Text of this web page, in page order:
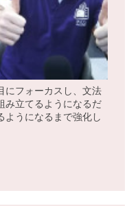
にフォーカスし、文法
み立てるようになるだ
ようになるまで強化し